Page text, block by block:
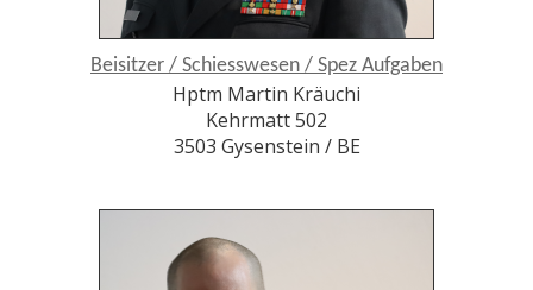
Beisitzer / Schiesswesen / Spez Aufgaben
Hptm Martin Kräuchi
Kehrmatt 502
3503 Gysenstein / BE